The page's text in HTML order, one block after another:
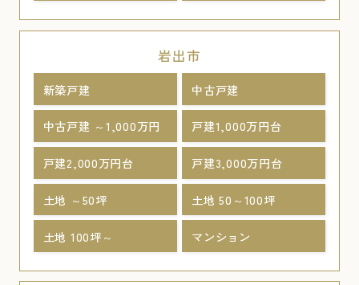
岩出市
新築戸建 中古戸建
中古戸建 ～1,000万円 戸建1,000万円台
戸建2,000万円台 戸建3,000万円台
土地 ～50坪 土地 50～100坪
土地 100坪～ マンション